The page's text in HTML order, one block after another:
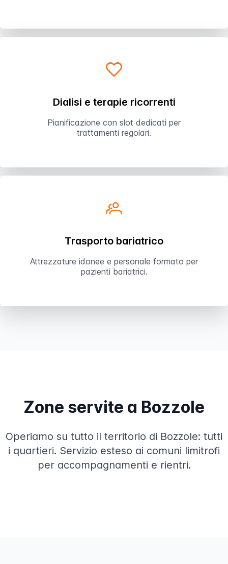
Dialisi e terapie ricorrenti
Pianificazione con slot dedicati per
trattamenti regolari.
Trasporto bariatrico
Attrezzature idonee e personale formato per
pazienti bariatrici.
Zone servite a Bozzole
Operiamo su tutto il territorio di Bozzole: tutti
i quartieri. Servizio esteso ai comuni limitrofi
per accompagnamenti e rientri.